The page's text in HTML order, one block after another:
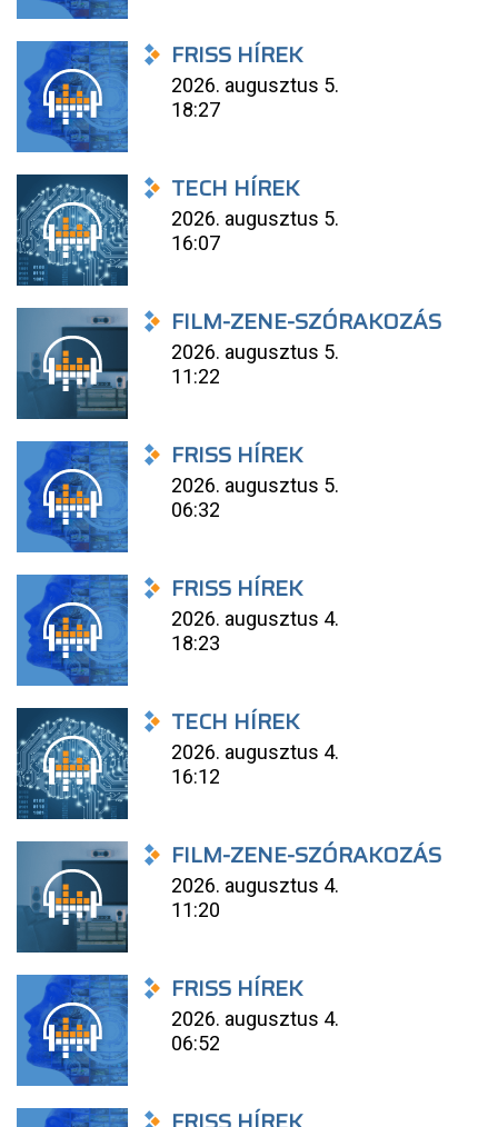
FRISS HÍREK
2026. augusztus 5.
18:27
TECH HÍREK
2026. augusztus 5.
16:07
FILM-ZENE-SZÓRAKOZÁS
2026. augusztus 5.
11:22
FRISS HÍREK
2026. augusztus 5.
06:32
FRISS HÍREK
2026. augusztus 4.
18:23
TECH HÍREK
2026. augusztus 4.
16:12
FILM-ZENE-SZÓRAKOZÁS
2026. augusztus 4.
11:20
FRISS HÍREK
2026. augusztus 4.
06:52